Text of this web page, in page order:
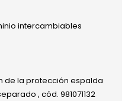
intercambiables
de la protección espalda
, cód. 981071132